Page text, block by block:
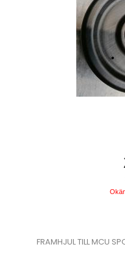
FRAMHJUL TILL MCU